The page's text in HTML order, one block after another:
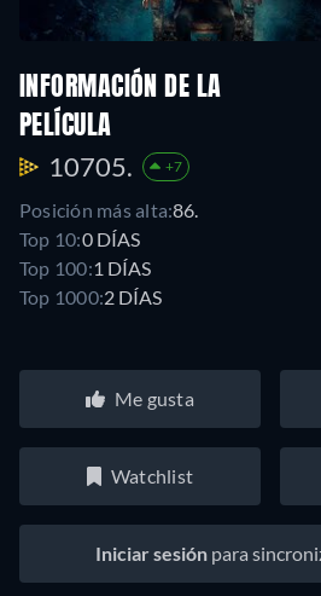
INFORMACIÓN DE LA
PELÍCULA
10705. +7
Posición más alta:86.
Top 10:0 DÍAS
Top 100:1 DÍAS
Top 1000:2 DÍAS
Me gusta
Watchlist
Iniciar sesión para